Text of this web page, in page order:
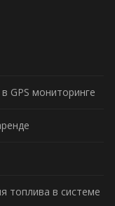
GPS мониторинге
топлива в системе